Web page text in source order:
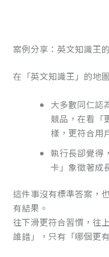
案例分享：英文知識王
在「英文知識王」的地
大多數同仁認
競品，在看「
樣，更符合用
執行長卻覺得
卡」象徵著成
這件事沒有標準答案，
有結果。
往下滑更符合習慣，往
誰錯」，只有「哪個更